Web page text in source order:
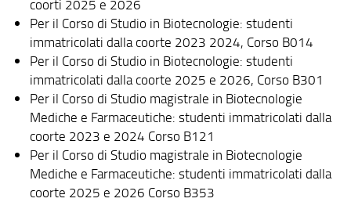
coorti 2025 e 2026
Per il Corso di Studio in Biotecnologie: studenti
immatricolati dalla coorte 2023 2024, Corso B014
Per il Corso di Studio in Biotecnologie: studenti
immatricolati dalla coorte 2025 e 2026, Corso B301
Per il Corso di Studio magistrale in Biotecnologie
Mediche e Farmaceutiche: studenti immatricolati dalla
coorte 2023 e 2024 Corso B121
Per il Corso di Studio magistrale in Biotecnologie
Mediche e Farmaceutiche: studenti immatricolati dalla
coorte 2025 e 2026 Corso B353